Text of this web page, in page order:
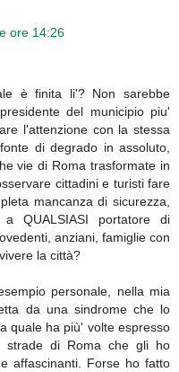
ore 14:26
è finita li'? Non sarebbe
del municipio piu'
l'attenzione con la stessa
di degrado in assoluto,
vie di Roma trasformate in
cittadini e turisti fare
mancanza di sicurezza,
QUALSIASI portatore di
anziani, famiglie con
la città?
personale, nella mia
da una sindrome che lo
quale ha più' volte espresso
strade di Roma che gli ho
affascinanti. Forse ho fatto